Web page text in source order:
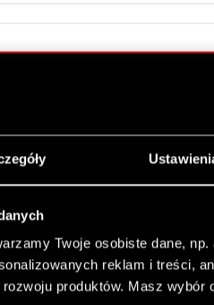
Twoje osobiste dane,
reklam i treści,
produktów. Masz wybór
(xls)
Grupy CD PROJEKT